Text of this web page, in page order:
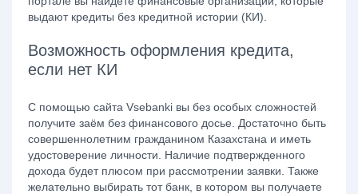
выдают кредиты без кредитной истории (КИ).
Возможность оформления кредита,
если нет КИ
С помощью сайта Vsebanki вы без особых сложностей
получите заём без финансового досье. Достаточно быть
совершеннолетним гражданином Казахстана и иметь
удостоверение личности. Наличие подтвержденного
дохода будет плюсом при рассмотрении заявки. Также
желательно выбирать тот банк, в котором вы получаете